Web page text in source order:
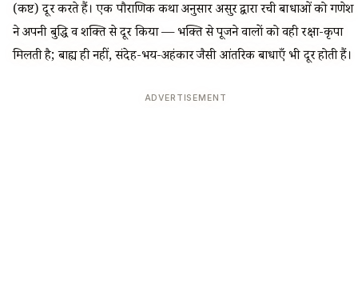
(कष्ट) दूर करते हैं। एक पौराणिक कथा अनुसार असुर द्वारा रची बाधाओं को गणेश
ने अपनी बुद्धि व शक्ति से दूर किया — भक्ति से पूजने वालों को वही रक्षा-कृपा
मिलती है; बाह्य ही नहीं, संदेह-भय-अहंकार जैसी आंतरिक बाधाएँ भी दूर होती हैं।
ADVERTISEMENT